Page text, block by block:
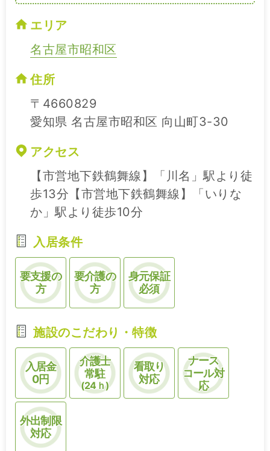
エリア
名古屋市昭和区
住所
〒4660829
愛知県 名古屋市昭和区 向山町3-30
アクセス
【市営地下鉄鶴舞線】「川名」駅より徒
歩13分【市営地下鉄鶴舞線】「いりな
か」駅より徒歩10分
入居条件
要支援の
方
要介護の
方
身元保証
必須
施設のこだわり・特徴
入居金
0円
介護士
常駐
(24ｈ)
看取り
対応
ナース
コール対
応
外出制限
対応